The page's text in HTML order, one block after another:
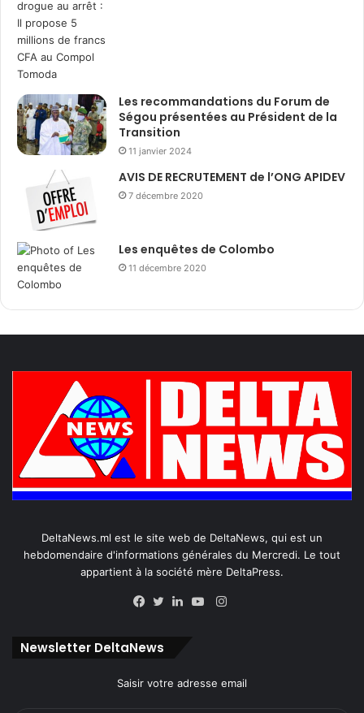
Les recommandations du Forum de
Ségou présentées au Président de la
Transition
11 janvier 2024
AVIS DE RECRUTEMENT de l’ONG APIDEV
7 décembre 2020
Les enquêtes de Colombo
11 décembre 2020
DeltaNews.ml est le site web de DeltaNews, qui est un
hebdomendaire d'informations générales du Mercredi. Le tout
appartient à la société mère DeltaPress.
Instagram
Newsletter DeltaNews
Saisir votre adresse email